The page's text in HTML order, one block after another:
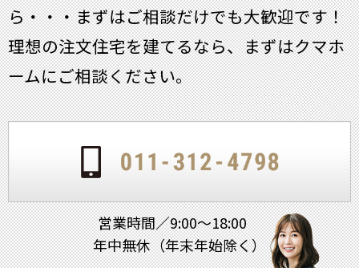
ら・・・まずはご相談だけでも大歓迎です！
理想の注文住宅を建てるなら、まずはクマホ
ームにご相談ください。
営業時間／9:00～18:00
年中無休（年末年始除く）